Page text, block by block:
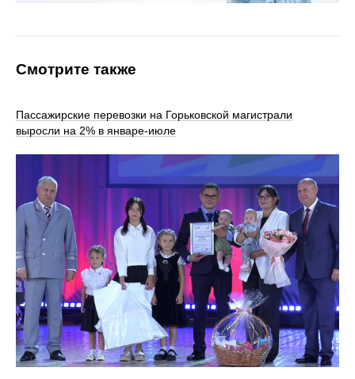
Смотрите также
Пассажирские перевозки на Горьковской магистрали
выросли на 2% в январе-июле